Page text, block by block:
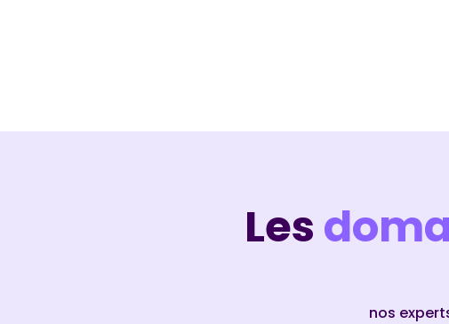
Les
nos